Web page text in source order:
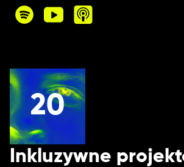
20
Inkluzywne